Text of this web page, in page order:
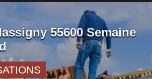
55600 Semaine